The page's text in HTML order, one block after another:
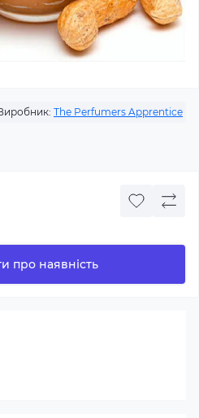
The Perfumers Apprentice
про наявність